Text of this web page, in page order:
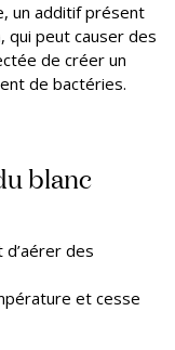
un additif présent
qui peut causer des
de créer un
de bactéries.
blanc
des
et cesse